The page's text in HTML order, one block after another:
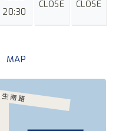
20:30
CLOSE CLOSE
MAP